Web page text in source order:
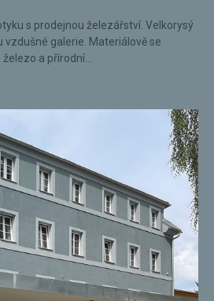
s prodejnou železářství. Velkorysý
galerie. Materiálově se
a přírodní...